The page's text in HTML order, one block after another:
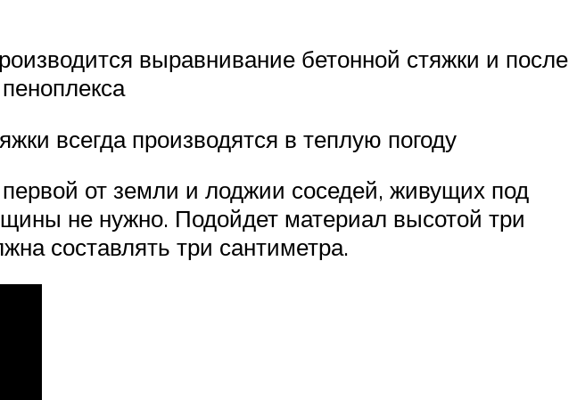
выравнивание бетонной стяжки и после
всегда производятся в теплую погоду
от земли и лоджии соседей, живущих под
не нужно. Подойдет материал высотой три
составлять три сантиметра.